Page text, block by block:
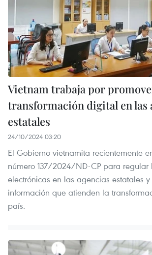
Vietnam trabaja por
transformación digital en las
estatales
24/10/2024 03:20
El Gobierno vietnamita recientemente
número 137/2024/ND-CP para regular
electrónicas en las agencias estatales
información que atienden la
país.